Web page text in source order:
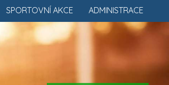
ADMINISTRACE
SPORTOVNÍ AKCE